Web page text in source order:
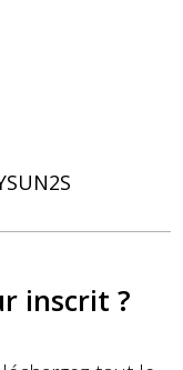
inscrit ?